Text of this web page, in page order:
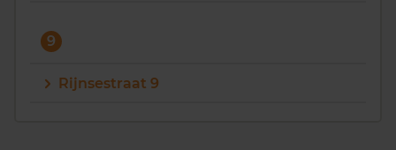
9
Rijnsestraat 9